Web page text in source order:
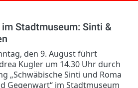
Stadtmuseum: Sinti &
den 9. August führt
Kugler um 14.30 Uhr durch
„Schwäbische Sinti und Roma
Gegenwart“ im Stadtmuseum